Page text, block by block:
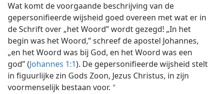
Wat komt de voorgaande beschrijving van de
gepersonifieerde wijsheid goed overeen met wat er in
de Schrift over „het Woord” wordt gezegd! „In het
begin was het Woord,” schreef de apostel Johannes,
„en het Woord was bij God, en het Woord was een
god” (Johannes 1:1). De gepersonifieerde wijsheid stelt
in figuurlijke zin Gods Zoon, Jezus Christus, in zijn
voormenselijk bestaan voor. a